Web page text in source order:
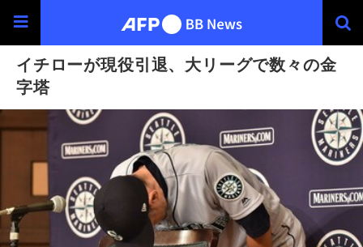
イチローが現役引退、大リーグで数々の金
字塔